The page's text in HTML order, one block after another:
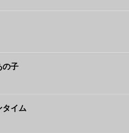
イム
今 のコード譜をもっと見る ◆